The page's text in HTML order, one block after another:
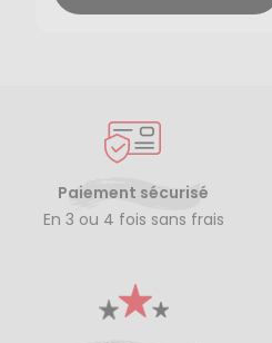
Paiement sécurisé
En 3 ou 4 fois sans frais